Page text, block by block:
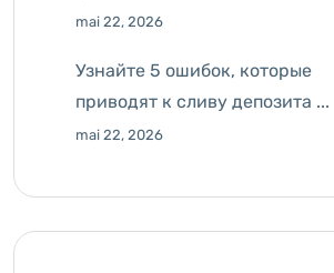
mai 22, 2026
Узнайте 5 ошибок, которые
приводят к сливу депозита ...
mai 22, 2026